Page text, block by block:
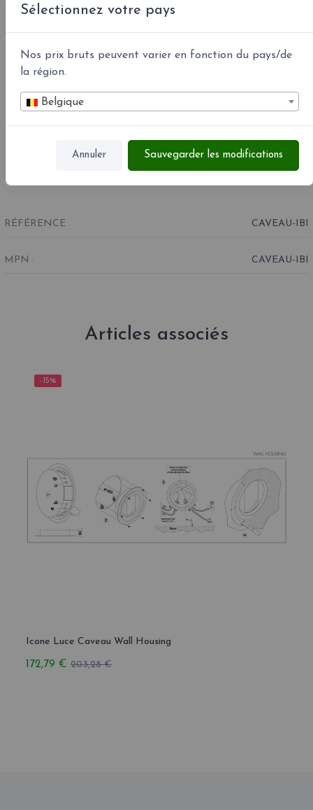
Sélectionnez votre pays
Nos prix bruts peuvent varier en fonction du pays/de
la région.
Belgique
Annuler Sauvegarder les modifications
RÉFÉRENCE CAVEAU-IBI
MPN : CAVEAU-IBI
Articles associés
-15%
Icone Luce Caveau Wall Housing
172,79 € 203,28 €